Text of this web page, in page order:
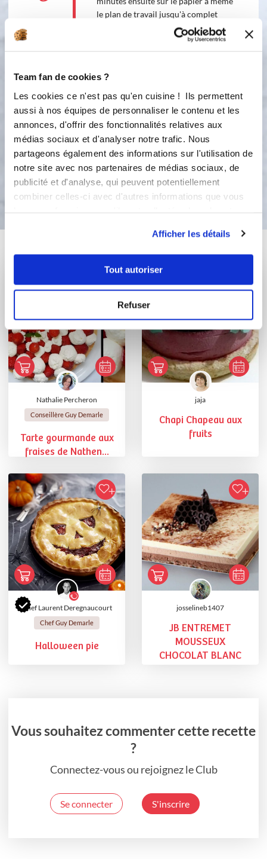
Team fan de cookies ?
Les cookies ce n'est pas qu'en cuisine ! Ils permettent
aussi à nos équipes de personnaliser le contenu et les
annonces, d'offrir des fonctionnalités relatives aux
médias sociaux et d'analyser notre trafic. Nous
partageons également des informations sur l'utilisation de
notre site avec nos partenaires de médias sociaux, de
publicité et d'analyse, qui peuvent potentiellement
combiner celles-ci avec d'autres informations que vous
Afficher les détails
Tout autoriser
Refuser
le plan de travail jusqu'à complet
salés
8
Le mieux est de les conserver au frigo
24h avant de les manger. Et de les
sortir 30 minutes avant dégustation
Bon appétit !
Nathalie Percheron
Conseillère Guy Demarle
Tarte gourmande aux
fraises de Nathen...
jaja
Chapi Chapeau aux
fruits
Chef Laurent Deregnaucourt
Chef Guy Demarle
Halloween pie
josselineb1407
JB ENTREMET
MOUSSEUX
CHOCOLAT BLANC
Vous souhaitez commenter cette recette
?
Connectez-vous ou rejoignez le Club
Se connecter S'inscrire